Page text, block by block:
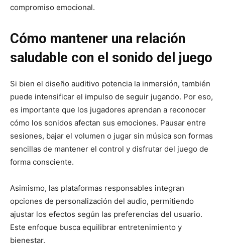
compromiso emocional.
Cómo mantener una relación
saludable con el sonido del juego
Si bien el diseño auditivo potencia la inmersión, también
puede intensificar el impulso de seguir jugando. Por eso,
es importante que los jugadores aprendan a reconocer
cómo los sonidos afectan sus emociones. Pausar entre
sesiones, bajar el volumen o jugar sin música son formas
sencillas de mantener el control y disfrutar del juego de
forma consciente.
Asimismo, las plataformas responsables integran
opciones de personalización del audio, permitiendo
ajustar los efectos según las preferencias del usuario.
Este enfoque busca equilibrar entretenimiento y
bienestar.